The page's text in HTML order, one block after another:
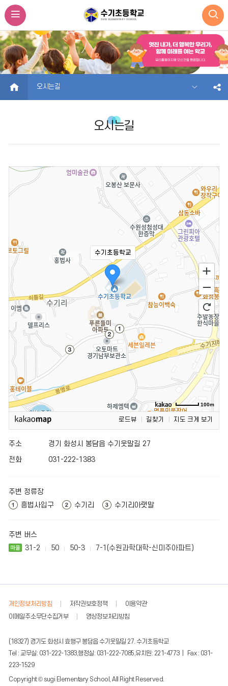
HOME 오시는길
오시는길
수기초등학교
100m
로드뷰 길찾기 지도 크게 보기
주소 경기 화성시 봉담읍 수기웃말길 27
전화 031-222-1383
주변 정류장
흥법사입구
수기리 수기리아랫말
주변 버스
31-2
50 50-3 7-1(수원과학대학-신미주아파트)
개인정보처리방침 저작권보호정책
이용약관
이메일주소무단수집거부
영상정보처리방침
(18327) 경기도 화성시 효행구 봉담읍 수기웃말길 27. 수기초등학교
Tel : 교무실: 031-222-1383,행정실: 031-222-7085,유치원: 221-4773 | Fax : 031-
223-1529
Copyright © sugi Elementary School, All Right Reserved.